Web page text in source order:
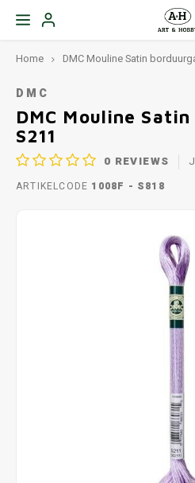
Home DMC Mouline Satin
DMC
DMC Mouline
S211
0 REVIEWS
ARTIKELCODE 1008F - S818